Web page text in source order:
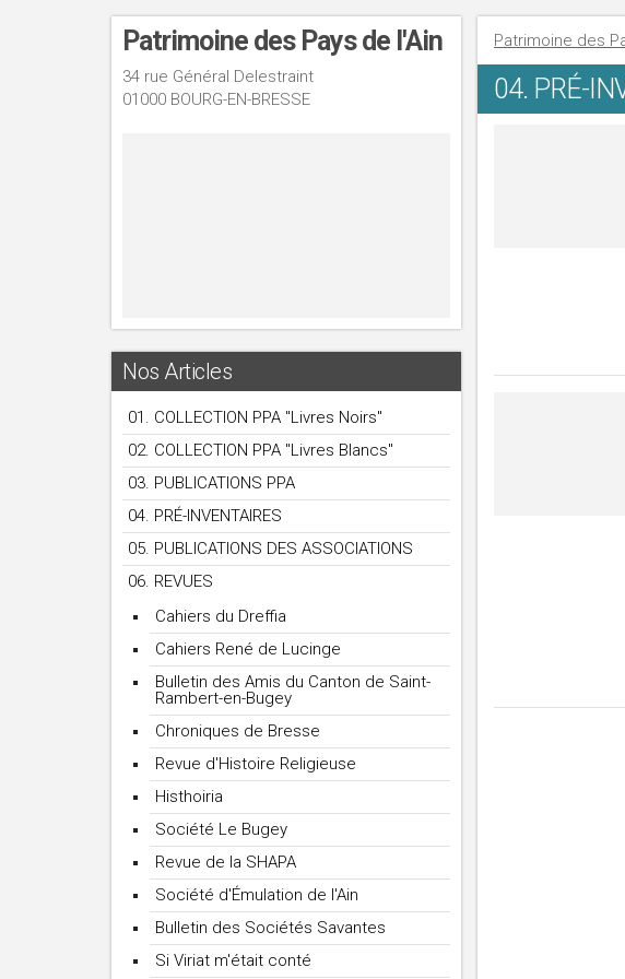
Patrimoine des Pays de l'Ain
34 rue Général Delestraint
01000 BOURG-EN-BRESSE
Nos Articles
01. COLLECTION PPA "Livres Noirs"
02. COLLECTION PPA "Livres Blancs"
03. PUBLICATIONS PPA
04. PRÉ-INVENTAIRES
05. PUBLICATIONS DES ASSOCIATIONS
06. REVUES
Cahiers du Dreffia
Cahiers René de Lucinge
Bulletin des Amis du Canton de Saint-
Rambert-en-Bugey
Chroniques de Bresse
Revue d'Histoire Religieuse
Histhoiria
Société Le Bugey
Revue de la SHAPA
Société d'Émulation de l'Ain
Bulletin des Sociétés Savantes
Si Viriat m'était conté
Patrimoine des
04. PRÉ-